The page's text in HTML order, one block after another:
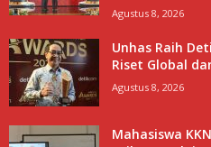
Agustus 8, 2026
Unhas Raih
Riset Global
Agustus 8, 2026
Mahasiswa